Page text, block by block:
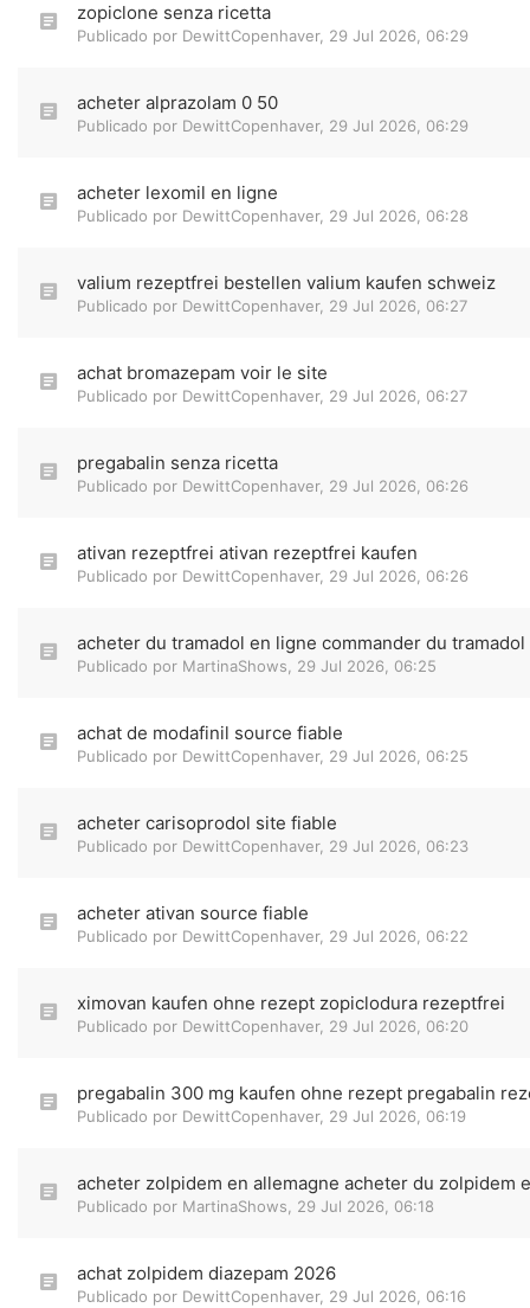
zopiclone senza ricetta
Publicado por DewittCopenhaver, 29 Jul 2026, 06:29
acheter alprazolam 0 50
Publicado por DewittCopenhaver, 29 Jul 2026, 06:29
acheter lexomil en ligne
Publicado por DewittCopenhaver, 29 Jul 2026, 06:28
valium rezeptfrei bestellen valium kaufen schweiz
Publicado por DewittCopenhaver, 29 Jul 2026, 06:27
achat bromazepam voir le site
Publicado por DewittCopenhaver, 29 Jul 2026, 06:27
pregabalin senza ricetta
Publicado por DewittCopenhaver, 29 Jul 2026, 06:26
ativan rezeptfrei ativan rezeptfrei kaufen
Publicado por DewittCopenhaver, 29 Jul 2026, 06:26
acheter du tramadol en ligne commander du tramadol
Publicado por MartinaShows 29 Jul 2026, 06:25
achat de modafinil source fiable
Publicado por DewittCopenhaver, 29 Jul 2026, 06:25
acheter carisoprodol site fiable
Publicado por DewittCopenhaver, 29 Jul 2026, 06:23
acheter ativan source fiable
Publicado por DewittCopenhaver, 29 Jul 2026, 06:22
ximovan kaufen ohne rezept zopiclodura rezeptfrei
Publicado por DewittCopenhaver, 29 Jul 2026, 06:20
pregabalin 300 mg kaufen ohne rezept pregabalin
Publicado por DewittCopenhaver, 29 Jul 2026, 06:19
acheter zolpidem en allemagne acheter du zolpidem
Publicado por MartinaShows 29 Jul 2026, 06:18
achat zolpidem diazepam 2026
Publicado por DewittCopenhaver, 29 Jul 2026, 06:16